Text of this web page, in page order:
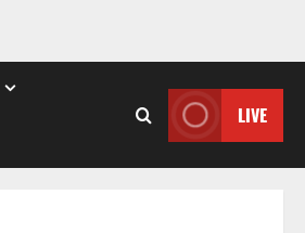
LIVE